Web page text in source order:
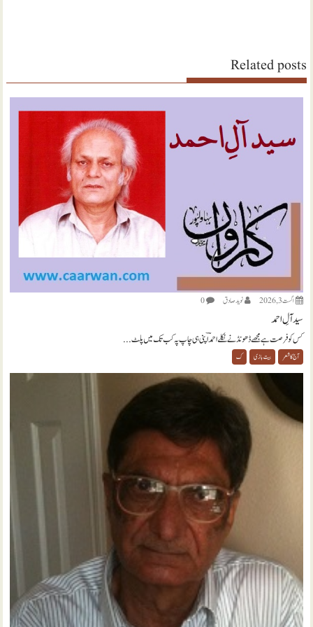
Related posts
اگست 3, 2026 نويد صادق 0
سید آلِ احمد
کس کو فرصت ہے مجھے ڈھونڈنے نکلے احمدؔ اپنی ہی چاپ پہ کب تک میں پلٹ...
آج کا شعر بیت بازی ک